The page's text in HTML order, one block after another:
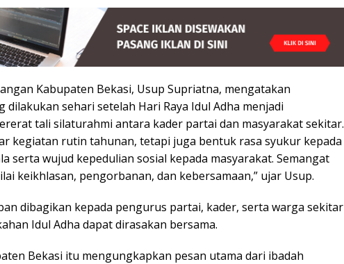
Kabupaten Bekasi, Usup Supriatna, mengatakan
dilakukan sehari setelah Hari Raya Idul Adha menjadi
tali silaturahmi antara kader partai dan masyarakat sekitar.
kegiatan rutin tahunan, tetapi juga bentuk rasa syukur kepada
serta wujud kepedulian sosial kepada masyarakat. Semangat
keikhlasan, pengorbanan, dan kebersamaan,” ujar Usup.
dibagikan kepada pengurus partai, kader, serta warga sekitar
Idul Adha dapat dirasakan bersama.
Bekasi itu mengungkapkan pesan utama dari ibadah